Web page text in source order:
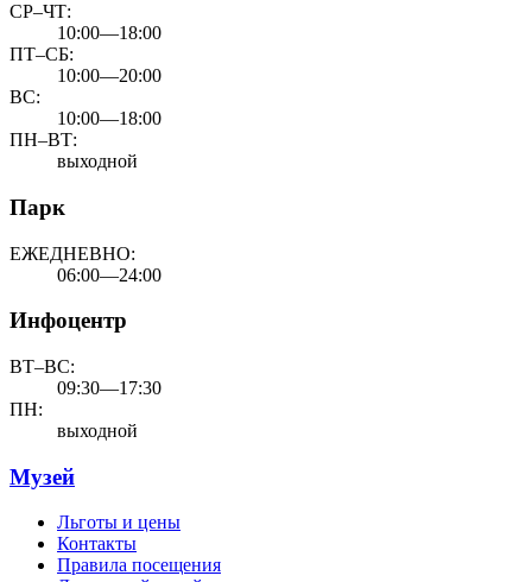
СР–ЧТ:
10:00—18:00
ПТ–СБ:
10:00—20:00
ВС:
10:00—18:00
ПН–ВТ:
выходной
Парк
ЕЖЕДНЕВНО:
06:00—24:00
Инфоцентр
ВТ–ВС:
09:30—17:30
ПН:
выходной
Музей
Льготы и цены
Контакты
Правила посещения